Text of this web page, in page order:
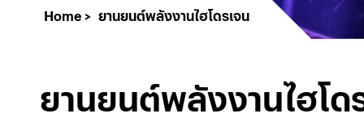
Home ยานยนต์พลังงานไฮโดรเจน
ยานยนต์พลังงานไฮโด